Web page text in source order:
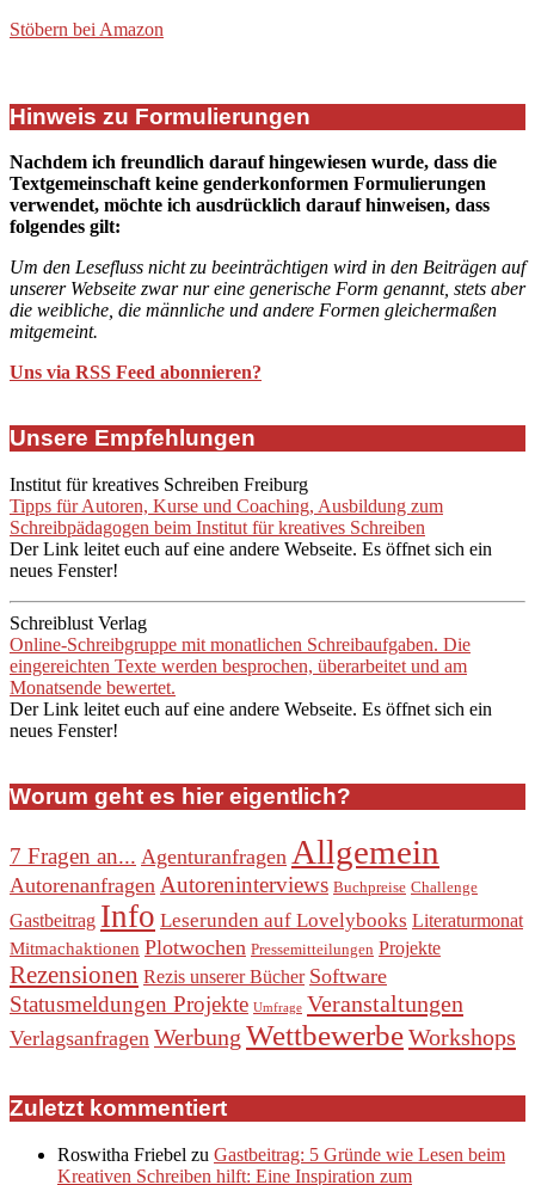
Stöbern bei Amazon
Hinweis zu Formulierungen
Nachdem ich freundlich darauf hingewiesen wurde, dass die
Textgemeinschaft keine genderkonformen Formulierungen
verwendet, möchte ich ausdrücklich darauf hinweisen, dass
folgendes gilt:
Um den Lesefluss nicht zu beeinträchtigen wird in den Beiträgen auf
unserer Webseite zwar nur eine generische Form genannt, stets aber
die weibliche, die männliche und andere Formen gleichermaßen
mitgemeint.
Uns via RSS Feed abonnieren?
Unsere Empfehlungen
Institut für kreatives Schreiben Freiburg
Tipps für Autoren, Kurse und Coaching, Ausbildung zum
Schreibpädagogen beim Institut für kreatives Schreiben
Der Link leitet euch auf eine andere Webseite. Es öffnet sich ein
neues Fenster!
Schreiblust Verlag
Online-Schreibgruppe mit monatlichen Schreibaufgaben. Die
eingereichten Texte werden besprochen, überarbeitet und am
Monatsende bewertet.
Der Link leitet euch auf eine andere Webseite. Es öffnet sich ein
neues Fenster!
Worum geht es hier eigentlich?
7 Fragen an... Agenturanfragen Allgemein
Autorenanfragen Autoreninterviews Buchpreise Challenge
Gastbeitrag Info Leserunden auf Lovelybooks Literaturmonat
Mitmachaktionen Plotwochen Pressemitteilungen Projekte
Rezensionen Rezis unserer Bücher Software
Statusmeldungen Projekte Umfrage Veranstaltungen
Verlagsanfragen Werbung WettbewerbeWorkshops
Zuletzt kommentiert
Roswitha Friebel zu Gastbeitrag: 5 Gründe wie Lesen beim
Kreativen Schreiben hilft: Eine Inspiration zum